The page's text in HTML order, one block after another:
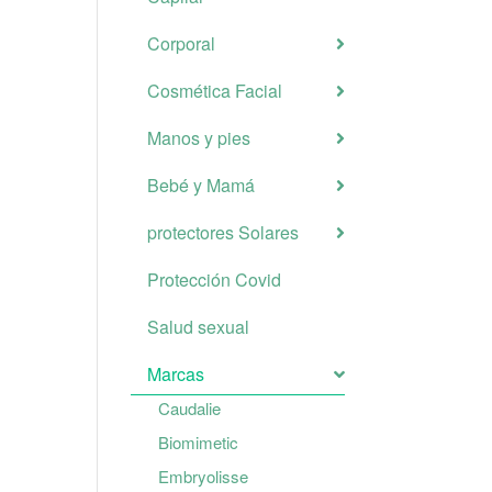
Corporal
Cosmética Facial
Manos y pies
Bebé y Mamá
protectores Solares
Protección Covid
Salud sexual
Marcas
Caudalie
Biomimetic
Embryolisse